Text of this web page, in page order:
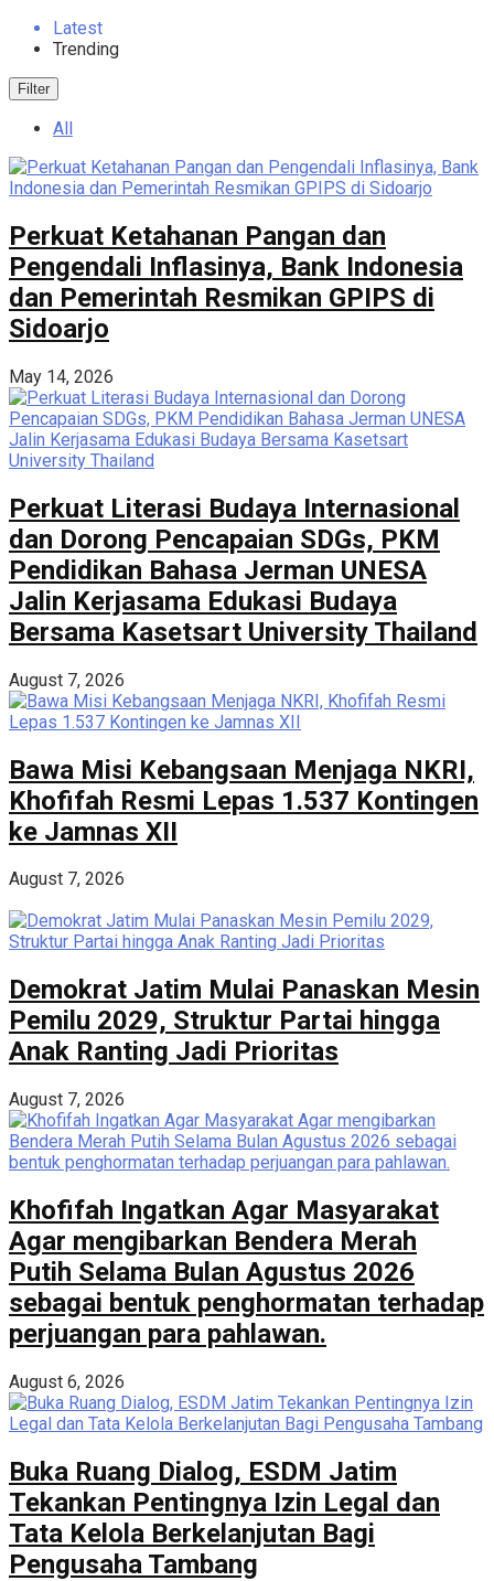
Latest
Trending
Filter
All
Perkuat Ketahanan Pangan dan
Pengendali Inflasinya, Bank Indonesia
dan Pemerintah Resmikan GPIPS di
Sidoarjo
May 14, 2026
Perkuat Literasi Budaya Internasional
dan Dorong Pencapaian SDGs, PKM
Pendidikan Bahasa Jerman UNESA
Jalin Kerjasama Edukasi Budaya
Bersama Kasetsart University Thailand
August 7, 2026
Bawa Misi Kebangsaan Menjaga NKRI,
Khofifah Resmi Lepas 1.537 Kontingen
ke Jamnas XII
August 7, 2026
Demokrat Jatim Mulai Panaskan Mesin
Pemilu 2029, Struktur Partai hingga
Anak Ranting Jadi Prioritas
August 7, 2026
Khofifah Ingatkan Agar Masyarakat
Agar mengibarkan Bendera Merah
Putih Selama Bulan Agustus 2026
sebagai bentuk penghormatan terhadap
perjuangan para pahlawan.
August 6, 2026
Buka Ruang Dialog, ESDM Jatim
Tekankan Pentingnya Izin Legal dan
Tata Kelola Berkelanjutan Bagi
Pengusaha Tambang